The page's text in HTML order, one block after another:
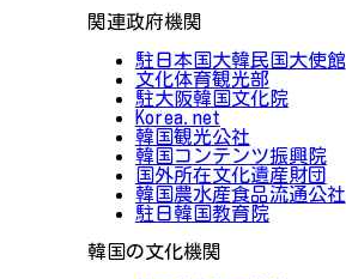
関連政府機関
駐日本国大韓民国大使館
文化体育観光部
駐大阪韓国文化院
Korea.net
韓国観光公社
韓国コンテンツ振興院
国外所在文化遺産財団
韓国農水産食品流通公社
駐日韓国教育院
韓国の文化機関